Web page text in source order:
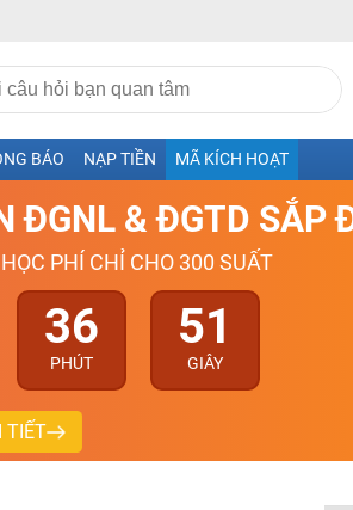
BÁO NẠP TIỀN MÃ KÍCH HOẠT
ĐGNL & ĐGTD SẮP
PHÍ CHỈ CHO 300 SUẤT
36
PHÚT
50
GIÂY
TIẾT